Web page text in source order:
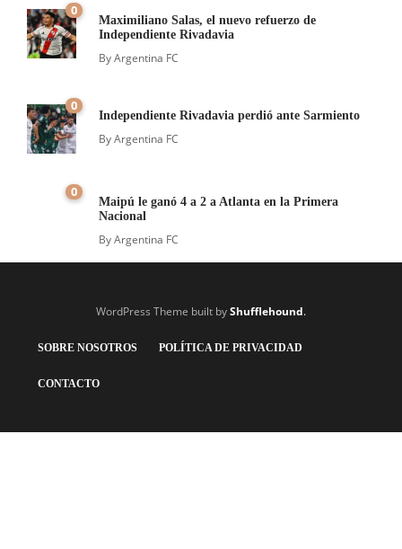
0
Maximiliano Salas, el nuevo refuerzo de
Independiente Rivadavia
ByArgentina FC
0
Independiente Rivadavia perdió ante Sarmiento
ByArgentina FC
0
Maipú le ganó 4 a 2 a Atlanta en la Primera
Nacional
ByArgentina FC
WordPress Theme built byShufflehound.
SOBRE NOSOTROS POLÍTICA DE PRIVACIDAD
CONTACTO